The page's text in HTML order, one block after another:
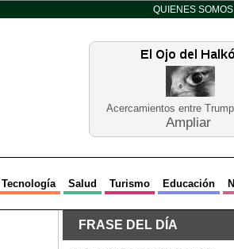
QUIENES SOMOS
Acercamientos entre
Ampliar
Tecnología Salud Turismo Educación
FRASE DEL DÍA